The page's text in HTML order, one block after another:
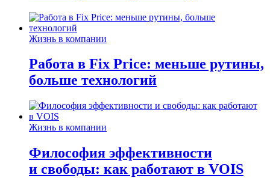
Жизнь в компании
Работа в Fix Price: меньше рутины,
больше технологий
Жизнь в компании
Философия эффективности
и свободы: как работают в VOIS